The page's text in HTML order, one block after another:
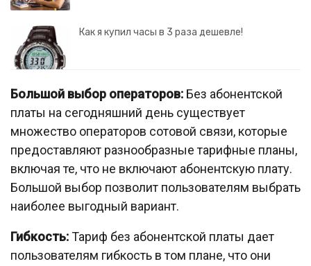
Как я купил часы в 3 раза дешевле!
Большой выбор операторов: Без абонентской
платы на сегодняшний день существует
множество операторов сотовой связи, которые
предоставляют разнообразные тарифные планы,
включая те, что не включают абонентскую плату.
Большой выбор позволит пользователям выбрать
наиболее выгодный вариант.
Гибкость:Тариф без абонентской платы дает
пользователям гибкость в том плане, что они